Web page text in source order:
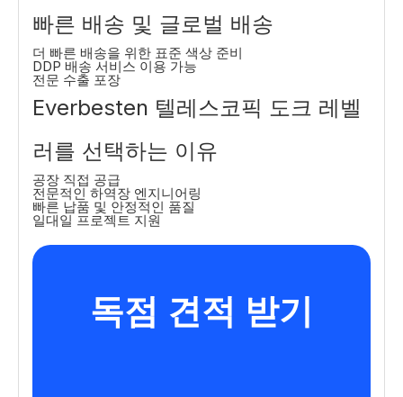
빠른 배송 및 글로벌 배송
더 빠른 배송을 위한 표준 색상 준비
DDP 배송 서비스 이용 가능
전문 수출 포장
Everbesten 텔레스코픽 도크 레벨
러를 선택하는 이유
공장 직접 공급
전문적인 하역장 엔지니어링
빠른 납품 및 안정적인 품질
일대일 프로젝트 지원
독점 견적 받기